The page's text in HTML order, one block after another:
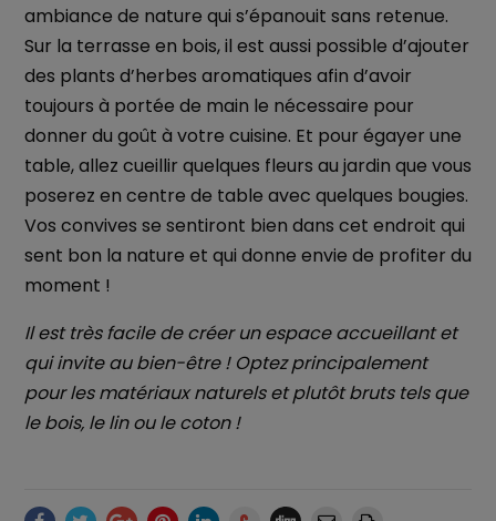
ambiance de nature qui s’épanouit sans retenue.
Sur la terrasse en bois, il est aussi possible d’ajouter
des plants d’herbes aromatiques afin d’avoir
toujours à portée de main le nécessaire pour
donner du goût à votre cuisine. Et pour égayer une
table, allez cueillir quelques fleurs au jardin que vous
poserez en centre de table avec quelques bougies.
Vos convives se sentiront bien dans cet endroit qui
sent bon la nature et qui donne envie de profiter du
moment !
Il est très facile de créer un espace accueillant et
qui invite au bien-être ! Optez principalement
pour les matériaux naturels et plutôt bruts tels que
le bois, le lin ou le coton !